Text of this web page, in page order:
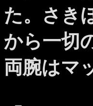
た。さき
から一切
両腕はマ